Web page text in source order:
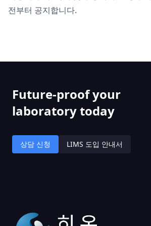
전부터 공지합니다.
Future-proof your
laboratory today
상담 신청 LIMS 도입 안내서